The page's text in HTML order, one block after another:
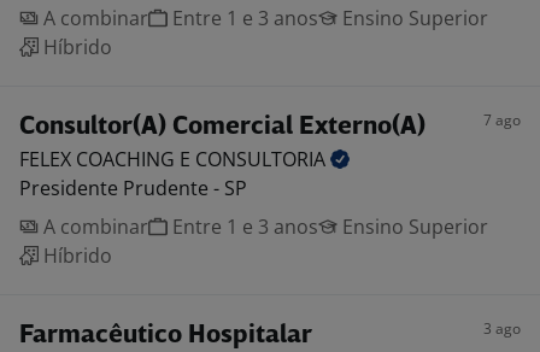
A combinar
Entre 1 e 3 anos
Ensino Superior
Híbrido
Consultor(A) Comercial Externo(A) 7 ago
FELEX COACHING E CONSULTORIA
Presidente Prudente - SP
A combinar
Entre 1 e 3 anos
Ensino Superior
Híbrido
Farmacêutico Hospitalar 3 ago